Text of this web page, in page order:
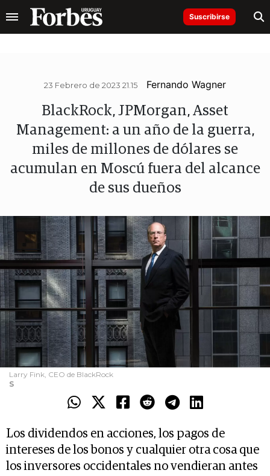
Suscribirse
23 Febrero de 2023 21.15 Fernando Wagner
BlackRock, JPMorgan, Asset
Management: a un año de la guerra,
miles de millones de dólares se
acumulan en Moscú fuera del alcance
de sus dueños
Larry Fink, CEO de BlackRock
S
Los dividendos en acciones, los pagos de
intereses de los bonos y cualquier otra cosa que
los inversores occidentales no vendieran antes